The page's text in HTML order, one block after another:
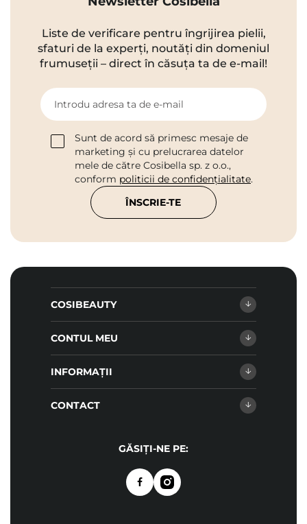
Liste de verificare pentru îngrijirea pielii,
sfaturi de la experți, noutăți din domeniul
frumuseții – direct în căsuța ta de e-mail!
Introdu adresa ta de e-mail
Sunt de acord să primesc mesaje de
marketing și cu prelucrarea datelor
mele de către Cosibella sp. z o.o.,
conform politicii de confidențialitate.
ÎNSCRIE-TE
COSIBEAUTY
CONTUL MEU
INFORMAȚII
CONTACT
GĂSIȚI-NE PE: